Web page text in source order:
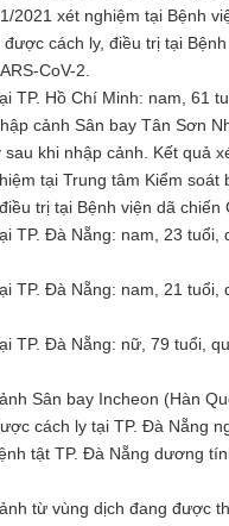
2021 xét nghiệm tại Bệnh
cách ly, điều trị tại
CoV-2.
TP. Hồ Chí Minh: nam, 61
cảnh Sân bay Tân Sơn
khi nhập cảnh. Kết quả
tại Trung tâm Kiểm
trị tại Bệnh viện dã chiến
TP. Đà Nẵng: nam, 23 tuổi,
TP. Đà Nẵng: nam, 21
TP. Đà Nẵng: nữ, 79 tuổi,
Sân bay Incheon (Hàn
cách ly tại TP. Đà Nẵng
tật TP. Đà Nẵng dương
từ vùng dịch đang được